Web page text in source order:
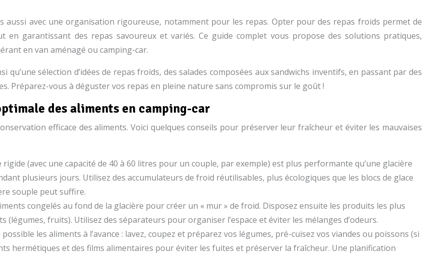
aussi avec une organisation rigoureuse, notamment pour les repas. Opter pour des repas froids permet de
en garantissant des repas savoureux et variés. Ce guide complet vous propose des solutions pratiques,
en van aménagé ou camping-car.
sélection d’idées de repas froids, des salades composées aux sandwichs inventifs, en passant par des
Préparez-vous à déguster vos repas en pleine nature sans compromis sur le goût !
des aliments en camping-car
efficace des aliments. Voici quelques conseils pour préserver leur fraîcheur et éviter les mauvaises
rigide (avec une capacité de 40 à 60 litres pour un couple, par exemple) est plus performante qu’une glacière
plusieurs jours. Utilisez des accumulateurs de froid réutilisables, plus écologiques que les blocs de glace
souple peut suffire.
congelés au fond de la glacière pour créer un « mur » de froid. Disposez ensuite les produits les plus
fruits). Utilisez des séparateurs pour organiser l’espace et éviter les mélanges d’odeurs.
les aliments à l’avance : lavez, coupez et préparez vos légumes, pré-cuisez vos viandes ou poissons (si
hermétiques et des films alimentaires pour éviter les fuites et préserver la fraîcheur. Une planification